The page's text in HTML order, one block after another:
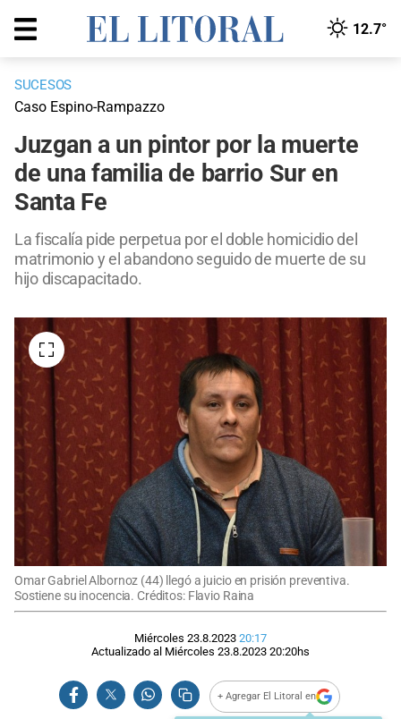
12.7°
SUCESOS
Caso Espino-Rampazzo
Juzgan a un pintor por la muerte
de una familia de barrio Sur en
Santa Fe
La fiscalía pide perpetua por el doble homicidio del
matrimonio y el abandono seguido de muerte de su
hijo discapacitado.
Omar Gabriel Albornoz (44) llegó a juicio en prisión preventiva.
Sostiene su inocencia. Créditos: Flavio Raina
Miércoles 23.8.2023 20:17
Actualizado al Miércoles 23.8.2023 20:20hs
+ Agregar El Litoral en